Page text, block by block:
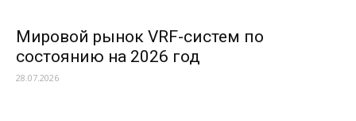
Мировой рынок VRF-систем по
состоянию на 2026 год
28.07.2026